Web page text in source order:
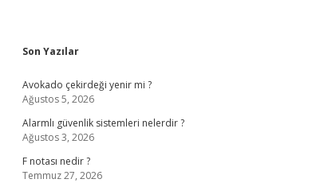
Sidebar
Son Yazılar
Avokado çekirdeği yenir mi ?
Ağustos 5, 2026
Alarmlı güvenlik sistemleri nelerdir ?
Ağustos 3, 2026
F notası nedir ?
Temmuz 27, 2026